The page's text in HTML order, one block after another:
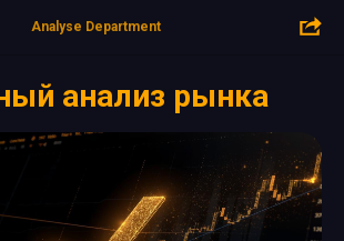
Analyse Department
анализ рынка